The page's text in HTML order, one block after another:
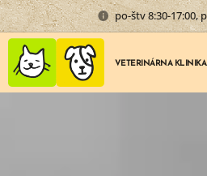
po-štv 8:30-17:00,
VETERINÁRNA